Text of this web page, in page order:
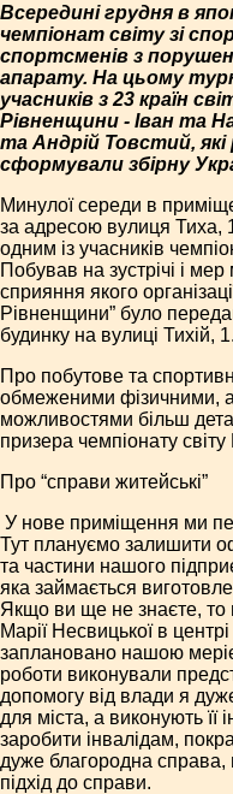
Всередині грудня в
чемпіонат світу зі
спортсменів з
апарату. На цьому
учасників з 23 країн
Рівненщини - Іван та
та Андрій Товстий,
сформували збірну
Минулої середи в
за адресою вулиця Тиха, 1
одним із учасників
Побував на зустрічі і
сприяння якого
Рівненщини” було
будинку на вулиці Тихій, 1.
Про побутове та
обмеженими фізичними,
можливостями більш
призера чемпіонату світу
Про “справи житейські”
У нове приміщення ми
Тут плануємо залишити
та частини нашого
яка займається
Якщо ви ще не знаєте, то
Марії Нес­вицької в
заплановано нашою
роботи виконували
допомогу від влади я
для міста, а виконують
заробити інвалідам,
дуже благородна справа,
підхід до справи.